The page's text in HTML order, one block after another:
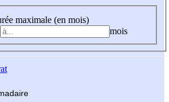
maximale (en mois)
mois